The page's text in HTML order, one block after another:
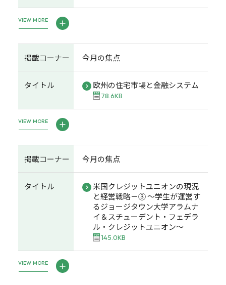
VIEW MORE
掲載コーナー 今月の焦点
タイトル 欧州の住宅市場と金融システム
78.6KB
VIEW MORE
掲載コーナー 今月の焦点
タイトル
米国クレジットユニオンの現況
と経営戦略－③ ～学生が運営す
るジョージタウン大学アラムナ
イ＆スチューデント・フェデラ
ル・クレジットユニオン～
145.0KB
VIEW MORE